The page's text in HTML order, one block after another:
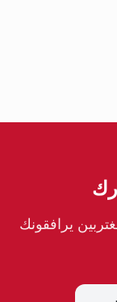
يرافقونك